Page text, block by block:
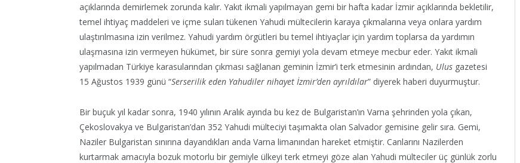
açıklarında demirlemek zorunda kalır. Yakıt ikmali yapılmayan gemi bir hafta kadar İzmir açıklarında bekletilir,
temel ihtiyaç maddeleri ve içme suları tükenen Yahudi mültecilerin karaya çıkmalarına veya onlara yardım
ulaştırılmasına izin verilmez. Yahudi yardım örgütleri bu temel ihtiyaçlar için yardım toplarsa da yardımın
ulaşmasına izin vermeyen hükümet, bir süre sonra gemiyi yola devam etmeye mecbur eder. Yakıt ikmali
yapılmadan Türkiye karasularından çıkması sağlanan geminin İzmir’i terk etmesinin ardından, Ulus gazetesi
15 Ağustos 1939 günü “Serserilik eden Yahudiler nihayet İzmir’den ayrıldılar” diyerek haberi duyurmuştur.
Bir buçuk yıl kadar sonra, 1940 yılının Aralık ayında bu kez de Bulgaristan’ın Varna şehrinden yola çıkan,
Çekoslovakya ve Bulgaristan’dan 352 Yahudi mülteciyi taşımakta olan Salvador gemisine gelir sıra. Gemi,
Naziler Bulgaristan sınırına dayandıkları anda Varna limanından hareket etmiştir. Canlarını Nazilerden
kurtarmak amacıyla bozuk motorlu bir gemiyle ülkeyi terk etmeyi göze alan Yahudi mülteciler üç günlük zorlu